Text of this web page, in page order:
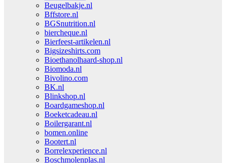
Beugelbakje.nl
Bffstore.nl
BGSnutrition.nl
biercheque.nl
Bierfeest-artikelen.nl
Bigsizeshirts.com
Bioethanolhaard-shop.nl
Biomoda.nl
Bivolino.com
BK.nl
Blinkshop.nl
Boardgameshop.nl
Boeketcadeau.nl
Boilergarant.nl
bomen.online
Bootert.nl
Borrelexperience.nl
Boschmolenplas.nl